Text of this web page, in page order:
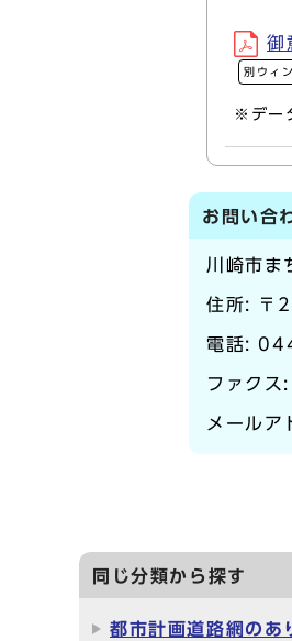
御
別ウィ
※デー
お問い合
川崎市ま
住所: 〒
電話:
ファク
メールア
同じ分類から探す
都市計画道路網のあ